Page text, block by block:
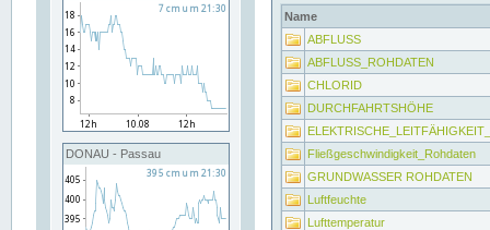
DONAU - Passau
Name
ABFLUSS
ABFLUSS_ROHDATEN
CHLORID
DURCHFAHRTSHÖHE
Fließgeschwindigkeit_Rohdaten
GRUNDWASSER ROHDATEN
Luftfeuchte
Lufttemperatur